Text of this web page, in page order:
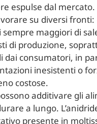
espulse dal mercato.
su diversi fronti:
maggiori di
di produzione,
dai consumatori, in
inesistenti o
costose.
additivare gli
a lungo.
presente in